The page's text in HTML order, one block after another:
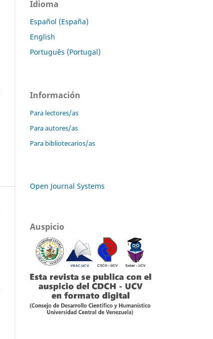
Idioma
Español (España)
English
Português (Portugal)
Información
Para lectores/as
Para autores/as
Para bibliotecarios/as
Open Journal Systems
Auspicio